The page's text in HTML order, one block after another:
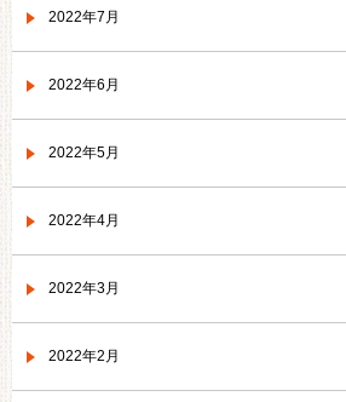
2022年7月
2022年6月
2022年5月
2022年4月
2022年3月
2022年2月